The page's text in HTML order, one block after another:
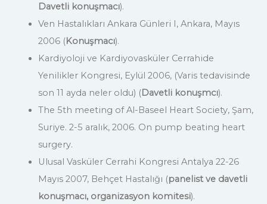
Davetli konuşmacı).
Ven Hastalıkları Ankara Günleri I, Ankara, Mayıs
2006 (Konuşmacı).
Kardiyoloji ve Kardiyovasküler Cerrahide
Yenilikler Kongresi, Eylül 2006, (Varis tedavisinde
son 11 ayda neler oldu) (Davetli konuşmcı).
The 5th meeting of Al-Baseel Heart Society, Şam,
Suriye. 2-5 aralık, 2006. On pump beating heart
surgery.
Ulusal Vasküler Cerrahi Kongresi Antalya 22-26
Mayıs 2007, Behçet Hastalığı (panelist ve davetli
konuşmacı, organizasyon komitesi).